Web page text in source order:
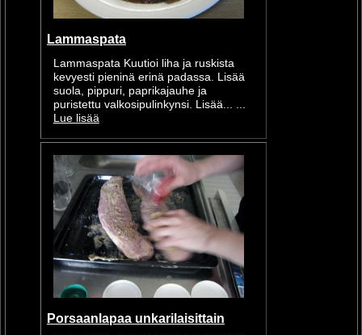
Lammaspata
Lammaspata Kuutioi liha ja ruskista
kevyesti pieninä erinä padassa. Lisää
suola, pippuri, paprikajauhe ja
puristettu valkosipulinkynsi. Lisää... ...
Lue lisää
Porsaanlapaa unkarilaisittain